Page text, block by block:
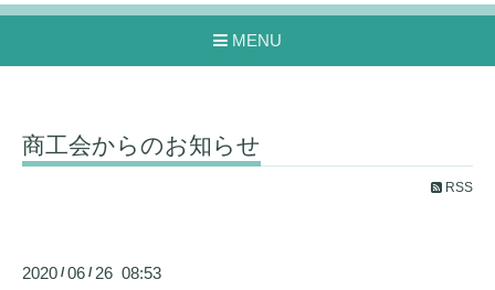
MENU
商工会からのお知らせ
RSS
2020 /06 / 26 08:53